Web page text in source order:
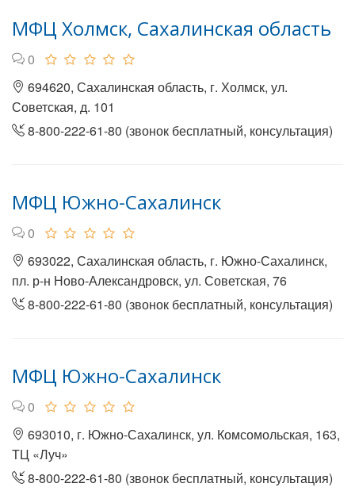
МФЦ Холмск, Сахалинская область
0
694620, Сахалинская область, г. Холмск, ул.
Советская, д. 101
8-800-222-61-80 (звонок бесплатный, консультация)
МФЦ Южно-Сахалинск
0
693022, Сахалинская область, г. Южно-Сахалинск,
пл. р-н Ново-Александровск, ул. Советская, 76
8-800-222-61-80 (звонок бесплатный, консультация)
МФЦ Южно-Сахалинск
0
693010, г. Южно-Сахалинск, ул. Комсомольская, 163,
ТЦ «Луч»
8-800-222-61-80 (звонок бесплатный, консультация)